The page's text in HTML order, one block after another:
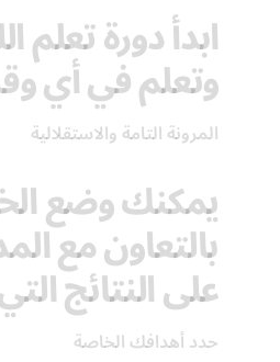
ابدأ دورة
وتعلم في أي
المرونة التامة والاستقلالية
يمكنك وضع
بالتعاون مع
على النتائج
حدد أهدافك الخاصة